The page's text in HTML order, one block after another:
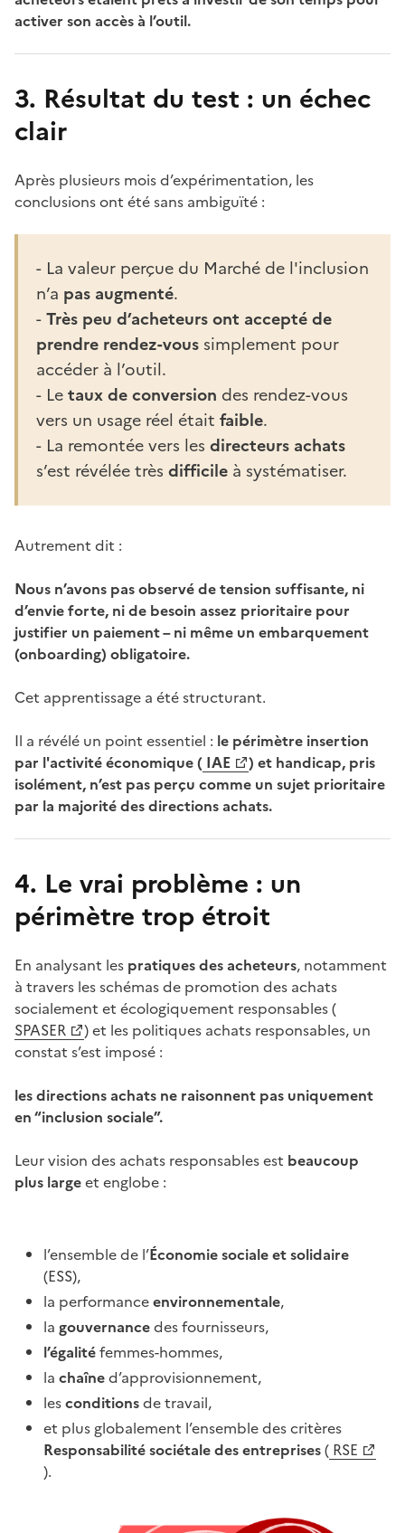
activer son accès à l’outil.
3. Résultat du test : un échec
clair
Après plusieurs mois d’expérimentation, les
conclusions ont été sans ambiguïté :
- La valeur perçue du Marché de l'inclusion
n’a pas augmenté.
-Très peu d’acheteurs ont accepté de
prendre rendez-vous simplement pour
accéder à l’outil.
- Letaux de conversion des rendez-vous
vers un usage réel était faible.
- La remontée vers les directeurs achats
s’est révélée très difficile à systématiser.
Autrement dit :
Nous n’avons pas observé de tension suffisante, ni
d’envie forte, ni de besoin assez prioritaire pour
justifier un paiement – ni même un embarquement
(onboarding) obligatoire.
Cet apprentissage a été structurant.
Il a révélé un point essentiel : le périmètre insertion
par l'activité économique (
(Ouvre une nouvelle fenêtre)
IAE
) et handicap, pris
isolément, n’est pas perçu comme un sujet prioritaire
par la majorité des directions achats.
4. Le vrai problème : un
périmètre trop étroit
En analysant les pratiques des acheteurs, notamment
à travers les schémas de promotion des achats
socialement et écologiquement responsables (
(Ouvre une nouvelle fenêtre)
SPASER
) et les politiques achats responsables, un
constat s’est imposé :
les directions achats ne raisonnent pas uniquement
en “inclusion sociale”.
Leur vision des achats responsables est beaucoup
plus largeet englobe :
l’ensemble de l’Économie sociale et solidaire
(ESS),
la performanceenvironnementale,
la gouvernancedes fournisseurs,
l’égalitéfemmes-hommes,
la chaîned’approvisionnement,
lesconditionsde travail,
et plus globalement l’ensemble des critères
Responsabilité sociétale des entreprises(
(Ouvre une nouvelle fenêtre)
RSE
).